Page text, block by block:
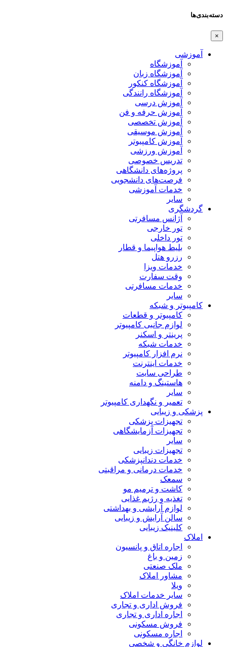
دسته‌بندی‌ها
×
آموزشی
آموزشگاه
آموزشگاه زبان
آموزشگاه کنکور
آموزشگاه رانندگی
آموزش درسی
آموزش حرفه و فن
آموزش تخصصی
آموزش موسیقی
آموزش کامپیوتر
آموزش ورزشی
تدریس خصوصی
پروژه‌های دانشگاهی
فرصت‌های دانشجویی
خدمات آموزشی
سایر
گردشگری
آژانس مسافرتی
تور خارجی
تور داخلی
بلیط هواپیما و قطار
رزرو هتل
خدمات ویزا
وقت سفارت
خدمات مسافرتی
سایر
کامپیوتر و شبکه
کامپیوتر و قطعات
لوازم جانبی کامپیوتر
پرینتر و اسکنر
خدمات شبکه
نرم افزار کامپیوتر
خدمات اینترنت
طراحی سایت
هاستینگ و دامنه
سایر
تعمیر و نگهداری کامپیوتر
پزشکی و زیبایی
تجهیزات پزشکی
تجهیزات آزمایشگاهی
سایر
تجهیزات زیبایی
خدمات دندانپزشکی
خدمات درمانی و مراقبتی
سمعک
کاشت و ترمیم مو
تغذیه و رژیم غذایی
لوازم آرایشی و بهداشتی
سالن آرایش و زیبایی
کلینیک زیبایی
املاک
اجاره اتاق و پانسیون
زمین و باغ
ملک صنعتی
مشاور املاک
ویلا
سایر خدمات املاک
فروش اداری و تجاری
اجاره اداری و تجاری
فروش مسکونی
اجاره مسکونی
لوازم خانگی و شخصی